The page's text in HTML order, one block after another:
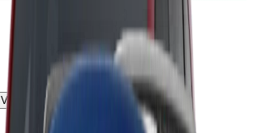
Voir la fiche détaillée →